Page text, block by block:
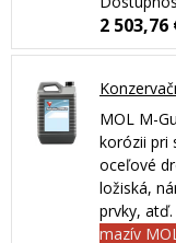
2 503,76
MOL M-
korózii pri
oceľové
ložiská,
prvky, atď.
mazív